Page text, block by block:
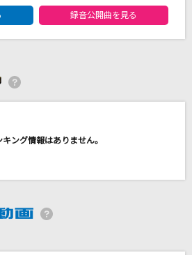
り)
る
ままに
ーカルエントリーランキング
録音公開曲を見る